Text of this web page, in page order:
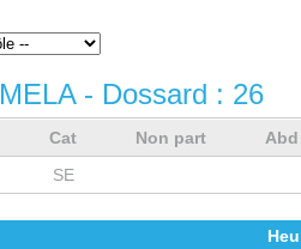
- Dossard : 26
Cat Non part
SE